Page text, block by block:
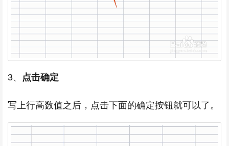
3、 点击确定
写上行高数值之后，点击下面的确定按钮就可以了。